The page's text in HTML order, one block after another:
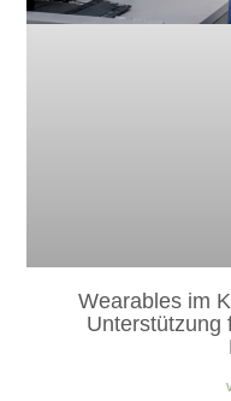
Wearables im
Unterstützung